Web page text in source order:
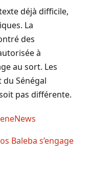
déjà difficile,
La
des
à
au sort. Les
du Sénégal
pas différente.
Baleba s’engage